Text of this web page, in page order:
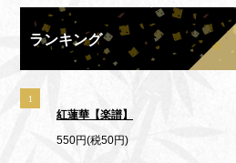
ランキング
1
紅蓮華【楽譜】
550円(税50円)